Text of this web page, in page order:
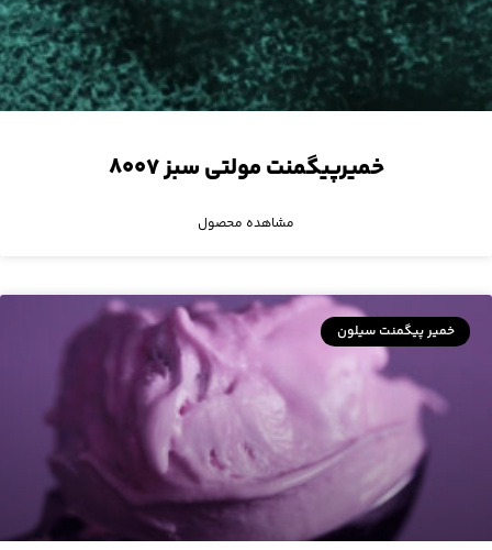
خمیرپیگمنت مولتی سبز ۸۰۰۷
مشاهده محصول
خمیر پیگمنت سیلون